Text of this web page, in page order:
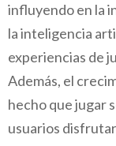
influyendo en la
la inteligencia
experiencias de
Además, el
hecho que jugar
usuarios